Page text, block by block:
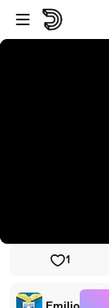
Vai al lettore
Passa al
1